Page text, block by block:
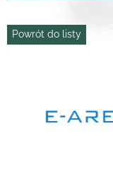
Powrót do listy